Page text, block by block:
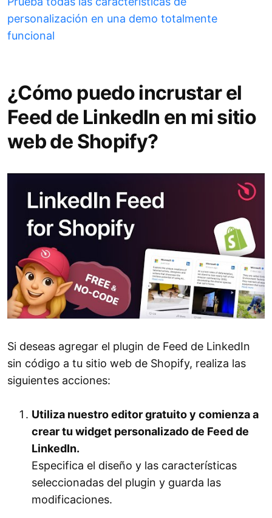
personalización en una demo totalmente
funcional
¿Cómo puedo incrustar el
Feed de LinkedIn en mi sitio
web de Shopify?
Si deseas agregar el plugin de Feed de LinkedIn
sin código a tu sitio web de Shopify, realiza las
siguientes acciones:
Utiliza nuestro editor gratuito y comienza a
crear tu widget personalizado de Feed de
LinkedIn.
Especifica el diseño y las características
seleccionadas del plugin y guarda las
modificaciones.